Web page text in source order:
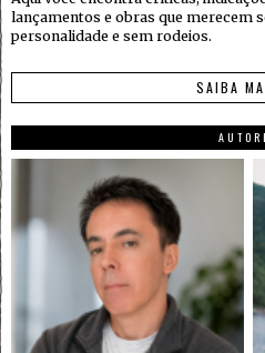
lançamentos e obras que merecem
personalidade e sem rodeios.
SAIBA